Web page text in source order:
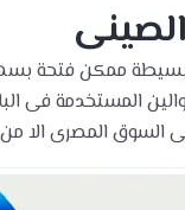
ممكن فتحة
مم كمان الكوالين
السوق المصرى الا